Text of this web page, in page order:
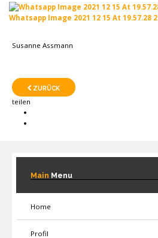
Whatsapp Image 2021 12 15 At 19.57.28 2
Susanne Assmann
ZURÜCK
teilen
Main Menu
Home
Profil